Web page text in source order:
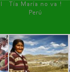
Tía María no va !
Perú